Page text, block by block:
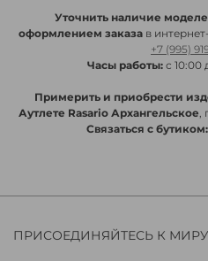
Уточнить наличие
оформлением заказа в
+7 (995)
Часы работы:с 10:00
Примерить и приобрести
Аутлете Rasario Архангельское,
Связаться с бутиком:
ПРИСОЕДИНЯЙТЕСЬ К МИРУ